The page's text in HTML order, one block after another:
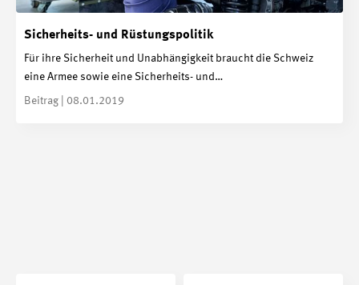
Sicherheits- und Rüstungspolitik
Für ihre Sicherheit und Unabhängigkeit braucht die Schweiz
eine Armee sowie eine Sicherheits- und…
Beitrag | 08.01.2019